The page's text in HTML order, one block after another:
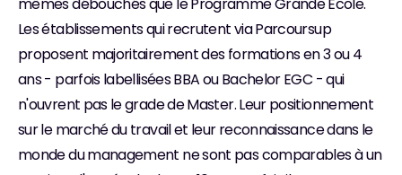
Les établissements qui recrutent via Parcoursup
proposent majoritairement des formations en 3 ou 4
ans - parfois labellisées BBA ou Bachelor EGC - qui
n'ouvrent pas le grade de Master. Leur positionnement
sur le marché du travail et leur reconnaissance dans le
monde du management ne sont pas comparables à un